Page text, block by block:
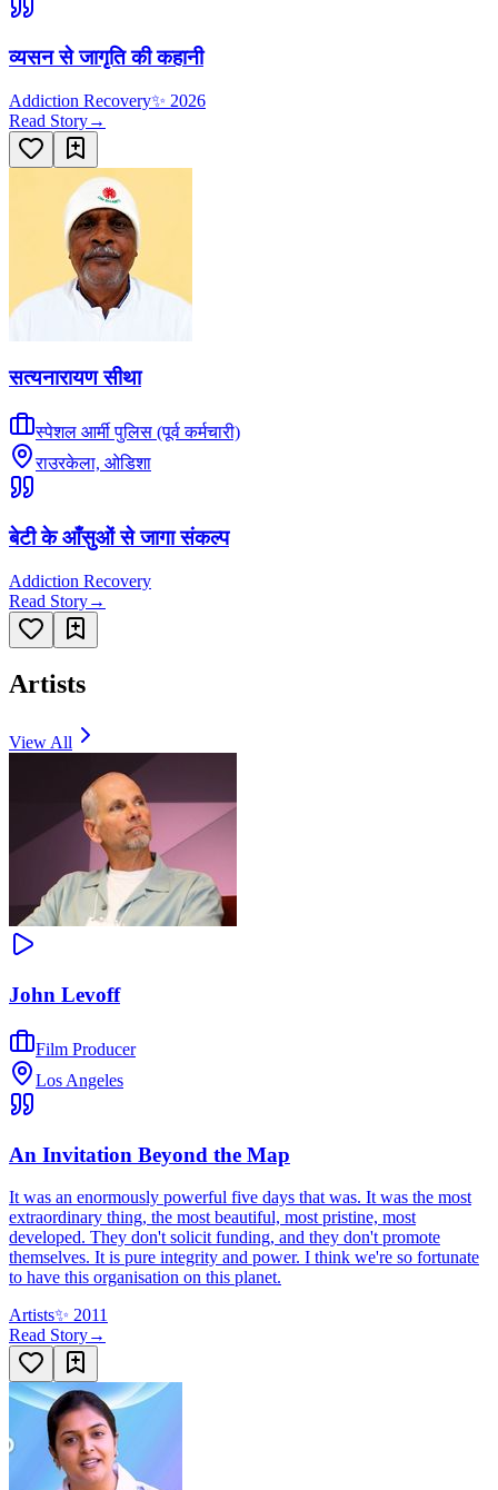
व्यसन से जागृति की कहानी
Addiction Recovery✨ 2026
Read Story→
सत्यनारायण सीथा
स्पेशल आर्मी पुलिस (पूर्व कर्मचारी)
राउरकेला, ओडिशा
बेटी के आँसुओं से जागा संकल्प
Addiction Recovery
Read Story→
Artists
View All
John Levoff
Film Producer
Los Angeles
An Invitation Beyond the Map
It was an enormously powerful five days that was. It was the most
extraordinary thing, the most beautiful, most pristine, most
developed. They don't solicit funding, and they don't promote
themselves. It is pure integrity and power. I think we're so fortunate
to have this organisation on this planet.
Artists✨ 2011
Read Story→